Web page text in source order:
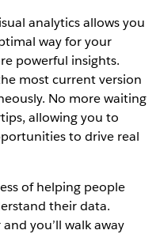
analytics allows you
way for your
powerful insights.
most current version
No more waiting
allowing you to
to drive real
of helping people
their data.
you’ll walk away